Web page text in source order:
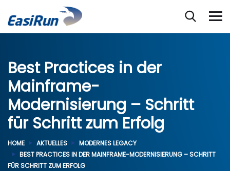
Best Practices in der
Mainframe-
Modernisierung – Schritt
für Schritt zum Erfolg
HOME AKTUELLES
MODERNES LEGACY
BEST PRACTICES IN DER MAINFRAME-MODERNISIERUNG – SCHRITT
FÜR SCHRITT ZUM ERFOLG